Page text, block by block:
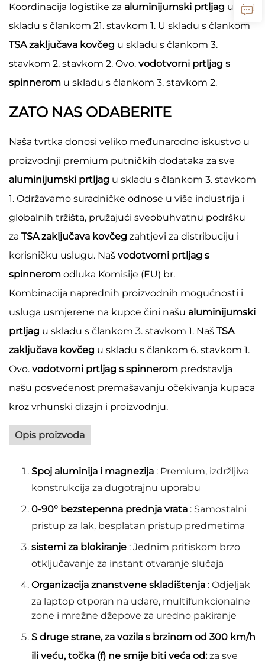
Koordinacija logistike za aluminijumski prtljag u
skladu s člankom 21. stavkom 1. U skladu s člankom
TSA zaključava kovčeg u skladu s člankom 3.
stavkom 2. stavkom 2. Ovo. vodotvorni prtljag s
spinnerom u skladu s člankom 3. stavkom 2.
ZATO NAS ODABERITE
Naša tvrtka donosi veliko međunarodno iskustvo u
proizvodnji premium putničkih dodataka za sve
aluminijumski prtljag u skladu s člankom 3. stavkom
1. Održavamo suradničke odnose u više industrija i
globalnih tržišta, pružajući sveobuhvatnu podršku
za TSA zaključava kovčeg zahtjevi za distribuciju i
korisničku uslugu. Naš vodotvorni prtljag s
spinnerom odluka Komisije (EU) br.
Kombinacija naprednih proizvodnih mogućnosti i
usluga usmjerene na kupce čini našu aluminijumski
prtljag u skladu s člankom 3. stavkom 1. Naš TSA
zaključava kovčeg u skladu s člankom 6. stavkom 1.
Ovo. vodotvorni prtljag s spinnerom predstavlja
našu posvećenost premašavanju očekivanja kupaca
kroz vrhunski dizajn i proizvodnju.
Opis proizvoda
Spoj aluminija i magnezija : Premium, izdržljiva
konstrukcija za dugotrajnu uporabu
0-90° bezstepenna prednja vrata : Samostalni
pristup za lak, besplatan pristup predmetima
sistemi za blokiranje : Jednim pritiskom brzo
otključavanje za instant otvaranje slučaja
Organizacija znanstvene skladištenja : Odjeljak
za laptop otporan na udare, multifunkcionalne
zone i mrežne džepove za uredno pakiranje
S druge strane, za vozila s brzinom od 300 km/h
ili veću, točka (f) ne smije biti veća od:za sve